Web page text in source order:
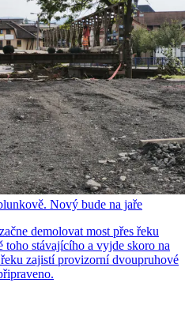
Nový bude na jaře
demolovat most přes řeku
stávajícího a vyjde skoro na
zajistí provizorní dvoupruhové